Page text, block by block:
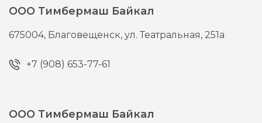
ООО Тимбермаш Байкал
675004, Благовещенск,ул. Театральная, 251а
+7 (908) 653-77-61
ООО Тимбермаш Байкал